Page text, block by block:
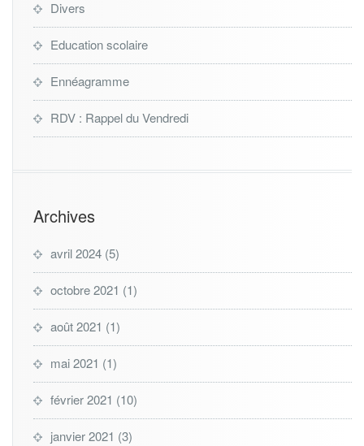
Divers
Education scolaire
Ennéagramme
RDV : Rappel du Vendredi
Archives
avril 2024 (5)
octobre 2021 (1)
août 2021 (1)
mai 2021 (1)
février 2021 (10)
janvier 2021 (3)